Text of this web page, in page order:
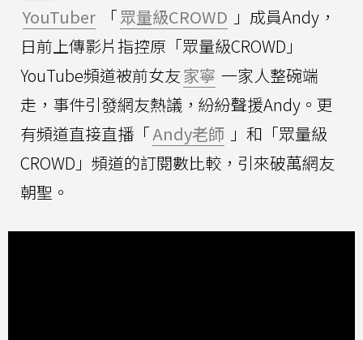
YouTuber
「眾量級CROWD 」成員Andy，
日前上傳影片指控原「眾量級CROWD」
YouTube頻道被前女友家寧 一家人整碗端
走，事件引發網友熱議，紛紛聲援Andy。更
有頻道直接直播「Andy老師 」和「眾量級
CROWD」頻道的訂閱數比較，引來破萬網友
朝聖。